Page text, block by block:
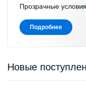
Прозрачные условия
Подробнее
Новые